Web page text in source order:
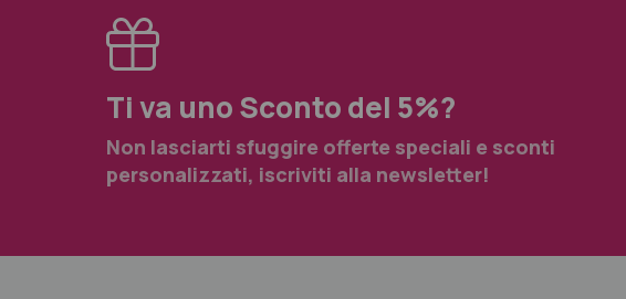
Ti va uno Sconto del 5%?
Non lasciarti sfuggire offerte speciali e sconti
personalizzati, iscriviti alla newsletter!